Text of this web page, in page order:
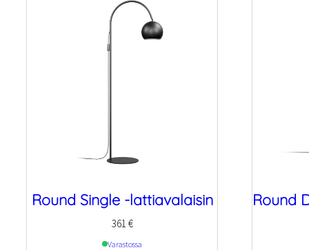
Round Single -lattiavalaisin
361 €
Varastossa
Round